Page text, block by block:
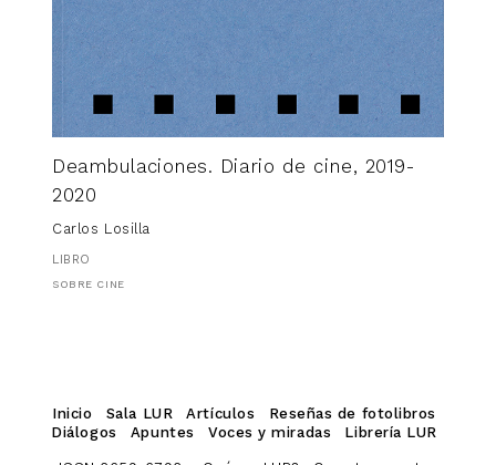
Deambulaciones. Diario de cine, 2019-
2020
Carlos Losilla
LIBRO
SOBRE CINE
Inicio Sala LUR Artículos
Reseñas de fotolibros
Diálogos
Apuntes Voces y miradas Librería LUR